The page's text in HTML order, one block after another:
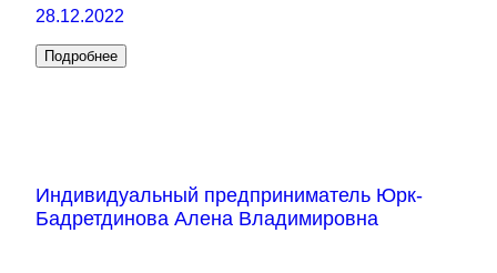
28.12.2022
Подробнее
Индивидуальный предприниматель Юрк-
Бадретдинова Алена Владимировна